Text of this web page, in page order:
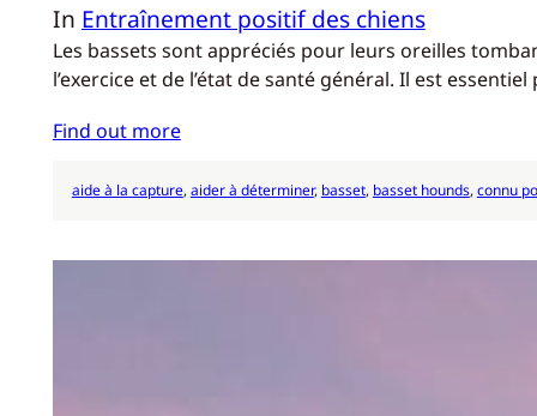
In Entraînement positif des chiens
Les bassets sont appréciés pour leurs oreilles
l’exercice et de l’état de santé général. Il est
Find out more
aide à la capture, aider à déterminer, basset, basset hounds, connu